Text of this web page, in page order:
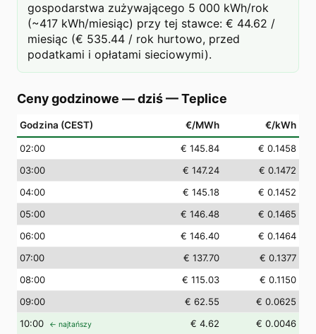
gospodarstwa zużywającego 5 000 kWh/rok
(~417 kWh/miesiąc) przy tej stawce: € 44.62 /
miesiąc (€ 535.44 / rok hurtowo, przed
podatkami i opłatami sieciowymi).
Ceny godzinowe — dziś—Teplice
Godzina (CEST) €/MWh €/kWh
02:00 € 145.84
€ 0.1458
03:00 € 147.24
€ 0.1472
04:00 € 145.18
€ 0.1452
05:00 € 146.48
€ 0.1465
06:00 € 146.40
€ 0.1464
07:00 € 137.70
€ 0.1377
08:00 € 115.03
€ 0.1150
09:00 € 62.55
€ 0.0625
10:00 ← najtańszy € 4.62
€ 0.0046